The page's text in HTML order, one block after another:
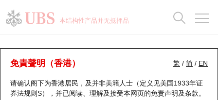
本结构性产品并无抵押品
繁 / 简 / EN
免責聲明（香港）
请确认阁下为香港居民，及并非美籍人士（定义见美国1933年证
券法规则S），并已阅读、理解及接受本网页的免责声明及条款。
牛熊证分析仪
表现 街货统计 比较
瑞银认股证一览
新发行瑞银认股证
街货统计
比较
牛熊全景快搜
牛熊证搜寻
街货统计
比较
十大升幅/跌幅
十大认股证成交分布
正股分析仪
二十大活跃股份
持股比重
显示所有持股比重
每月轮证大市专题
轮证专栏